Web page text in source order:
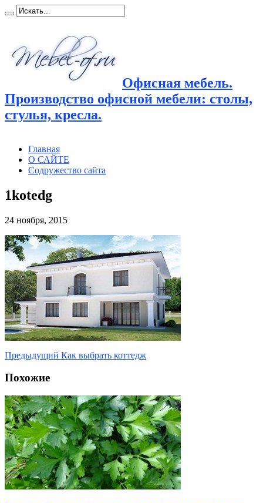
Офисная мебель.
Производство офисной мебели: столы,
стулья, кресла.
Главная
О САЙТЕ
Содружество сайта
1kotedg
24 ноября, 2015
Предыдущий Как выбрать коттедж
Похожие